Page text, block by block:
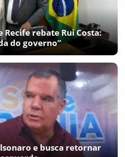
Recife rebate Rui Costa:
do governo”
e busca retornar